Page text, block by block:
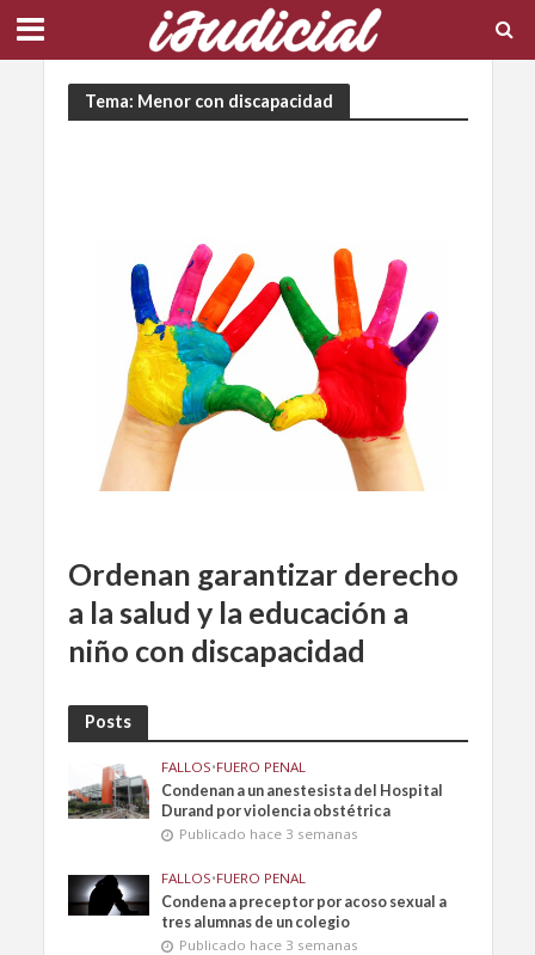
Tema: Menor con discapacidad
Ordenan garantizar derecho
a la salud y la educación a
niño con discapacidad
Posts
FALLOS•FUERO PENAL
Condenan a un anestesista del Hospital
Durand por violencia obstétrica
Publicado hace 3 semanas
FALLOS•FUERO PENAL
Condena a preceptor por acoso sexual a
tres alumnas de un colegio
Publicado hace 3 semanas